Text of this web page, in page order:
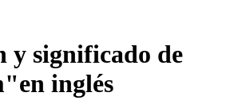
y significado de
inglés